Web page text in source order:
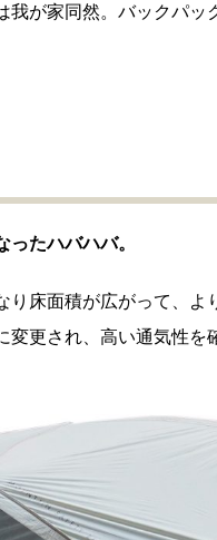
我が家同然。バックパ
たハバハバ。
床面積が広がって、
更され、高い通気性を